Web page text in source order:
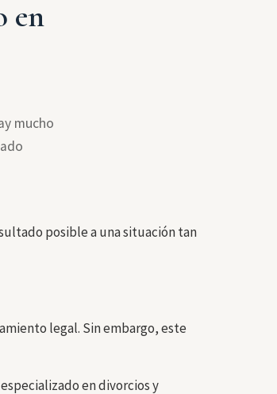
en
mucho
posible a una situación tan
legal. Sin embargo, este
en divorcios y